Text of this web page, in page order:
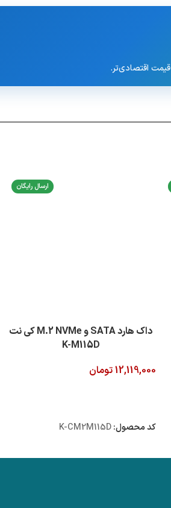
ارسال رایگان
داک هارد SATA و M.2 NVMe کی نت
K-M115D
12,119,000تومان
کد محصول:K-CM2M115D